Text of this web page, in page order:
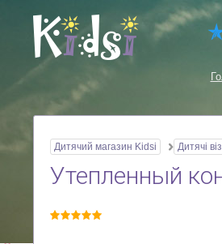
Дитячий магазин Kidsi Дитячі
Утепленный